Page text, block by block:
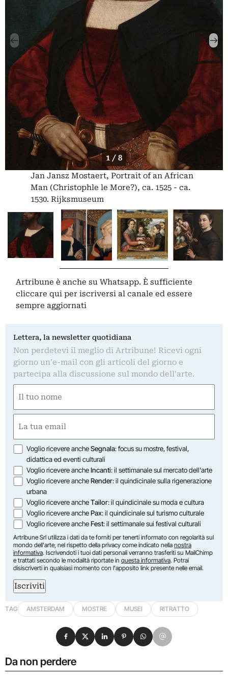
1 / 8
Jan Jansz Mostaert, Portrait of an African
Man (Christophle le More?), ca. 1525 - ca.
1530. Rijksmuseum
Artribune è anche su Whatsapp. È sufficiente
cliccare qui per iscriversi al canale ed essere
sempre aggiornati
Lettera, la newsletter quotidiana
Non perdetevi il meglio di Artribune! Ricevi ogni
giorno un'e-mail con gli articoli del giorno e
partecipa alla discussione sul mondo dell'arte.
(Obbligatorio)
Nome
(Obbligatorio)
Opzioni
Voglio ricevere ancheSegnala: focus su mostre, festival,
didattica ed eventi culturali
Voglio ricevere ancheIncanti: il settimanale sul mercato dell'arte
Voglio ricevere ancheRender: il quindicinale sulla rigenerazione
urbana
Voglio ricevere ancheTailor: il quindicinale su moda e cultura
Voglio ricevere anchePax: il quindicinale sul turismo culturale
Voglio ricevere ancheFest: il settimanale sui festival culturali
Artribune Srl utilizza i dati da te forniti per tenerti informato con regolarità sul
mondo dell'arte, nel rispetto della privacy come indicato nella nostra
informativa. Iscrivendoti i tuoi dati personali verranno trasferiti su MailChimp
e trattati secondo le modalità riportate in questa informativa. Potrai
disiscriverti in qualsiasi momento con l'apposito link presente nelle email.
Iscriviti
TAG AMSTERDAM MOSTRE MUSEI RITRATTO
Da non perdere
Condividi su Facebook
Condividi su X
Condividi su LinkedIn
Condividi su Pinterest
Condividi su WhatsApp
Condividi su Email